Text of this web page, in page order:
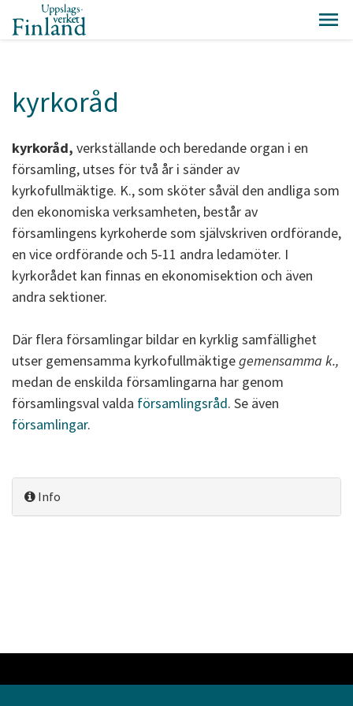
kyrkoråd
kyrkoråd, verkställande och beredande organ i en
församling, utses för två år i sänder av
kyrkofullmäktige. K., som sköter såväl den andliga som
den ekonomiska verksamheten, består av
församlingens kyrkoherde som självskriven ordförande,
en vice ordförande och 5-11 andra ledamöter. I
kyrkorådet kan finnas en ekonomisektion och även
andra sektioner.
Där flera församlingar bildar en kyrklig samfällighet
utser gemensamma kyrkofullmäktigegemensamma k.,
medan de enskilda församlingarna har genom
församlingsval valda församlingsråd. Se även
församlingar.
Info